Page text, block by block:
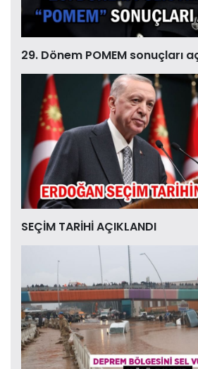
29. Dönem POMEM sonuçları
SEÇİM TARİHİ AÇIKLANDI